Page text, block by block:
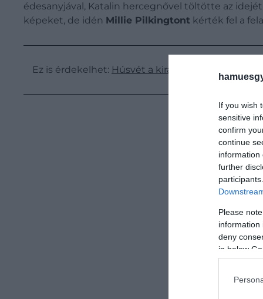
If you wish
sensitive
confirm
continue
information
further
Please
information
deny
in below
édesanyjával, Katalin hercegnővel töltötte az
képeket, de idén Millie Pilkingtont kérték fel a
Ez is érdekelhet: Húsvét a királyi családnál –